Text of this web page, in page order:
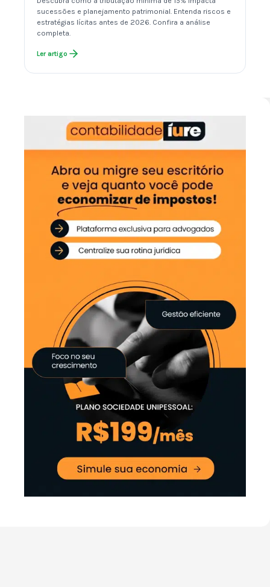
sucessões e planejamento patrimonial. Entenda riscos e
estratégias lícitas antes de 2026. Confira a análise
completa.
Ler artigo